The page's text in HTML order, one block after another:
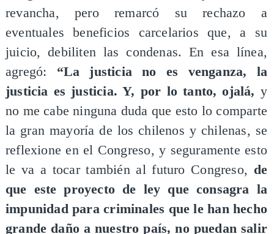
revancha, pero remarcó su rechazo a
eventuales beneficios carcelarios que, a su
juicio, debiliten las condenas. En esa línea,
agregó: “La justicia no es venganza, la
justicia es justicia. Y, por lo tanto, ojalá, y
no me cabe ninguna duda que esto lo comparte
la gran mayoría de los chilenos y chilenas, se
reflexione en el Congreso, y seguramente esto
le va a tocar también al futuro Congreso, de
que este proyecto de ley que consagra la
impunidad para criminales que le han hecho
grande daño a nuestro país, no puedan salir